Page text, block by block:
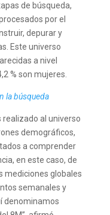
de búsqueda,
por el
depurar y
Este universo
a nivel
% son mujeres.
la búsqueda
realizado al universo
demográficos,
a comprender
en este caso, de
mediciones globales
semanales y
denominamos